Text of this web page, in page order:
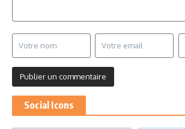
Social Icons